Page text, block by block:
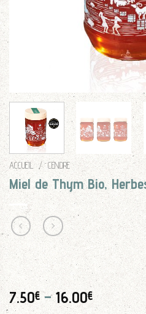
ACCUEIL / CENDRE
Miel de Thym Bio,
7.50€–16.00€